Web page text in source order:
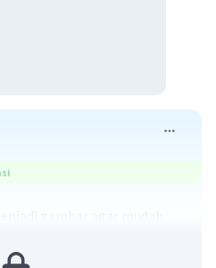
yg sama, kita tinggal